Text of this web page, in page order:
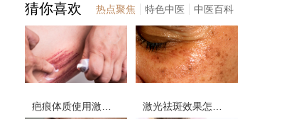
猜你喜欢 热点聚焦 特色中医 中医百科